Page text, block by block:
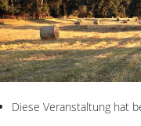
Diese Veranstaltung hat